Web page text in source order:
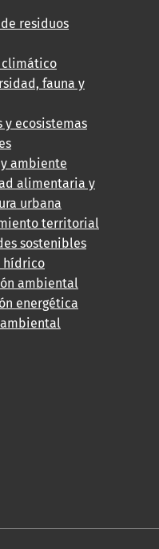
residuos
climático
fauna y
y ecosistemas
ambiente
alimentaria y
urbana
territorial
sostenibles
hídrico
ambiental
energética